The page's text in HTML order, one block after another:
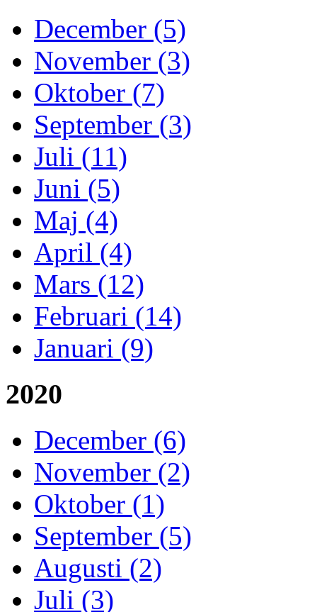
December (5)
November (3)
Oktober (7)
September (3)
Juli (11)
Juni (5)
Maj (4)
April (4)
Mars (12)
Februari (14)
Januari (9)
2020
December (6)
November (2)
Oktober (1)
September (5)
Augusti (2)
Juli (3)